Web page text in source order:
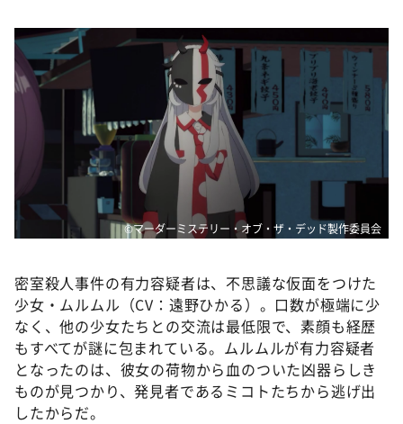
©マーダーミステリー・オブ・ザ・デッド製作委員会
密室殺人事件の有力容疑者は、不思議な仮面をつけた
少女・ムルムル（CV：遠野ひかる）。口数が極端に少
なく、他の少女たちとの交流は最低限で、素顔も経歴
もすべてが謎に包まれている。ムルムルが有力容疑者
となったのは、彼女の荷物から血のついた凶器らしき
ものが見つかり、発見者であるミコトたちから逃げ出
したからだ。